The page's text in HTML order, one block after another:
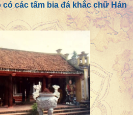
có các tấm bia đá khắc chữ Hán